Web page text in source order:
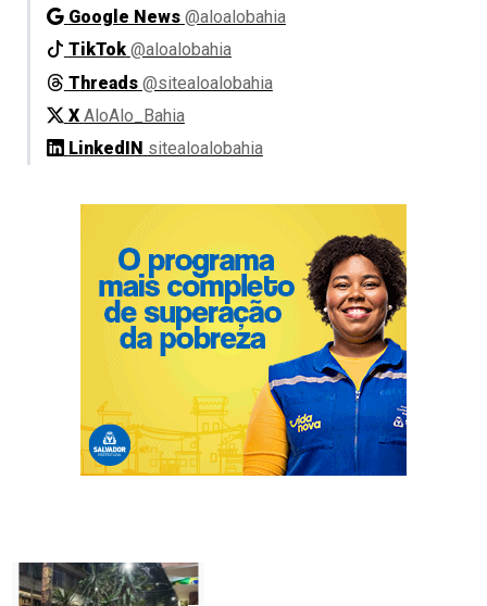
Google News @aloalobahia
TikTok @aloalobahia
Threads @sitealoalobahia
X AloAlo_Bahia
LinkedIN sitealoalobahia